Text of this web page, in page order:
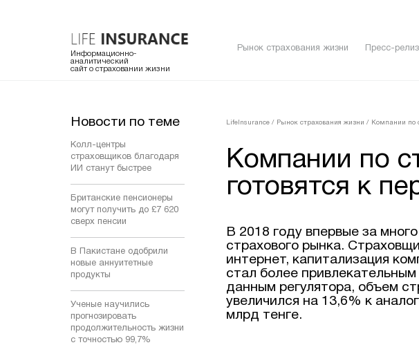
Информационно-
аналитический
сайт о страховании жизни
Рынок страхования жизни Пресс-релиз
Новости по теме
Колл-центры
страховщиков благодаря
ИИ станут быстрее
Британские пенсионеры
могут получить до £7 620
сверх пенсии
В Пакистане одобрили
новые аннуитетные
продукты
Ученые научились
прогнозировать
продолжительность жизни
с точностью 99,7%
LifeInsurance / Рынок страхования жизни / Компании по
Компании по
готовятся к
В 2018 году впервые за
страхового рынка.
интернет, капитализация
стал более
данным регулятора, объем
увеличился на 13,6% к
млрд тенге.